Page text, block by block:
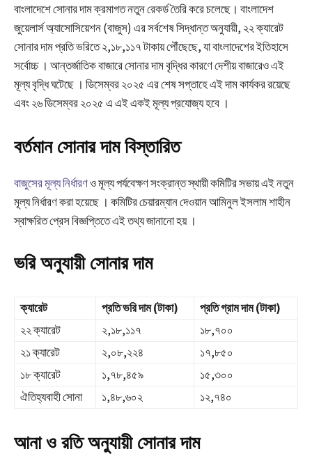
বাংলাদেশে সোনার দাম ক্রমাগত নতুন রেকর্ড তৈরি করে চলেছে। বাংলাদেশ
জুয়েলার্স অ্যাসোসিয়েশন (বাজুস) এর সর্বশেষ সিদ্ধান্ত অনুযায়ী, ২২ ক্যারেট
সোনার দাম প্রতি ভরিতে ২,১৮,১১৭ টাকায় পৌঁছেছে, যা বাংলাদেশের ইতিহাসে
সর্বোচ্চ । আন্তর্জাতিক বাজারে সোনার দাম বৃদ্ধির কারণে দেশীয় বাজারেও এই
মূল্য বৃদ্ধি ঘটেছে । ডিসেম্বর ২০২৫ এর শেষ সপ্তাহে এই দাম কার্যকর রয়েছে
এবং ২৬ ডিসেম্বর ২০২৫ এ এই একই মূল্য প্রযোজ্য হবে ।
বর্তমান সোনার দাম বিস্তারিত
বাজুসের মূল্য নির্ধারণও মূল্য পর্যবেক্ষণ সংক্রান্ত স্থায়ী কমিটির সভায় এই নতুন
মূল্য নির্ধারণ করা হয়েছে । কমিটির চেয়ারম্যান দেওয়ান আমিনুল ইসলাম শাহীন
স্বাক্ষরিত প্রেস বিজ্ঞপ্তিতে এই তথ্য জানানো হয় ।
ভরি অনুযায়ী সোনার দাম
ক্যারেট প্রতি ভরি দাম (টাকা)
প্রতি গ্রাম দাম (টাকা)
২২ ক্যারেট
২,১৮,১১৭
১৮,৭০০
২১ ক্যারেট
২,০৮,২২৪
১৭,৮৫০
১৮ ক্যারেট
১,৭৮,৪৫৯
১৫,৩০০
ঐতিহ্যবাহী সোনা
১,৪৮,৬০২ ১২,৭৪০
আনা ও রতি অনুযায়ী সোনার দাম